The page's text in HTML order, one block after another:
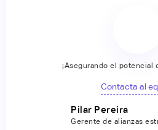
¡Asegurando el potencial
Contacta al
Pilar Pereira
Gerente de alianzas